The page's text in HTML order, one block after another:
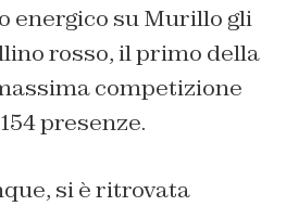
energico su Murillo gli
rosso, il primo della
competizione
presenze.
si è ritrovata